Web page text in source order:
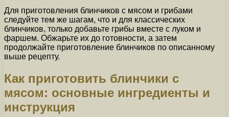
Для приготовления блинчиков с мясом и грибами
следуйте тем же шагам, что и для классических
блинчиков, только добавьте грибы вместе с луком и
фаршем. Обжарьте их до готовности, а затем
продолжайте приготовление блинчиков по описанному
выше рецепту.
Как приготовить блинчики с
мясом: основные ингредиенты и
инструкция